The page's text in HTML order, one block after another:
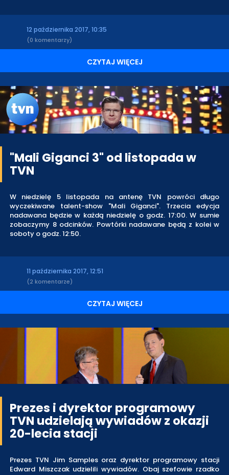
12 października 2017, 10:35
(0 komentarzy)
CZYTAJ WIĘCEJ
"Mali Giganci 3" od listopada w
TVN
W niedzielę 5 listopada na antenę TVN powróci długo
wyczekiwane talent-show "Mali Giganci". Trzecia edycja
nadawana będzie w każdą niedzielę o godz. 17:00. W sumie
zobaczymy 8 odcinków. Powtórki nadawane będą z kolei w
soboty o godz. 12:50.
11 października 2017, 12:51
(2 komentarze)
CZYTAJ WIĘCEJ
Prezes i dyrektor programowy
TVN udzielają wywiadów z okazji
20-lecia stacji
Prezes TVN Jim Samples oraz dyrektor programowy stacji
Edward Miszczak udzielili wywiadów. Obaj szefowie rzadko